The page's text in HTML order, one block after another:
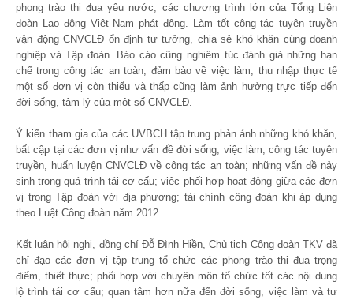
phong trào thi đua yêu nước, các chương trình lớn của Tổng Liên
đoàn Lao động Việt Nam phát động. Làm tốt công tác tuyên truyền
vận động CNVCLĐ ổn định tư tưởng, chia sẻ khó khăn cùng doanh
nghiệp và Tập đoàn. Báo cáo cũng nghiêm túc đánh giá những hạn
chế trong công tác an toàn; đảm bảo về việc làm, thu nhập thực tế
một số đơn vị còn thiếu và thấp cũng làm ảnh hưởng trực tiếp đến
đời sống, tâm lý của một số CNVCLĐ.
Ý kiến tham gia của các UVBCH tập trung phản ánh những khó khăn,
bất cập tại các đơn vị như vấn đề đời sống, việc làm; công tác tuyên
truyền, huấn luyện CNVCLĐ về công tác an toàn; những vấn đề nảy
sinh trong quá trình tái cơ cấu; việc phối hợp hoạt động giữa các đơn
vị trong Tập đoàn với địa phương; tài chính công đoàn khi áp dụng
theo Luật Công đoàn năm 2012..
Kết luận hội nghị, đồng chí Đỗ Đình Hiền, Chủ tịch Công đoàn TKV đã
chỉ đạo các đơn vị tập trung tổ chức các phong trào thi đua trọng
điểm, thiết thực; phối hợp với chuyên môn tổ chức tốt các nội dung
lộ trình tái cơ cấu; quan tâm hơn nữa đến đời sống, việc làm và tư